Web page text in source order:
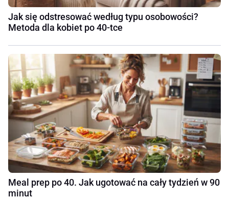
Jak się odstresować według typu osobowości?
Metoda dla kobiet po 40-tce
Meal prep po 40. Jak ugotować na cały tydzień w 90
minut